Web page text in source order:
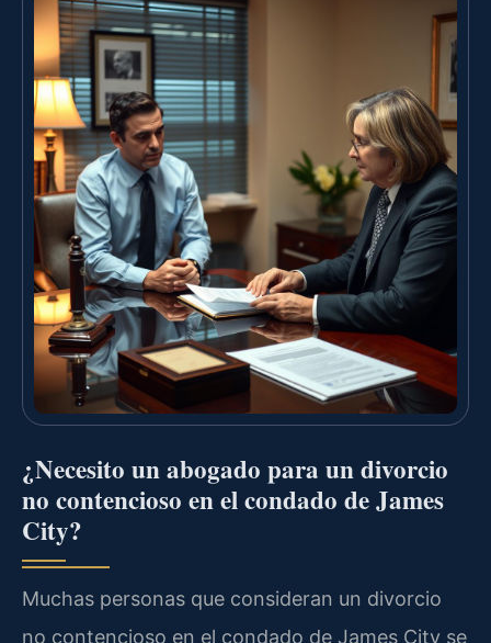
¿Necesito un abogado para un divorcio
no contencioso en el condado de James
City?
Muchas personas que consideran un divorcio
no contencioso en el condado de James City se